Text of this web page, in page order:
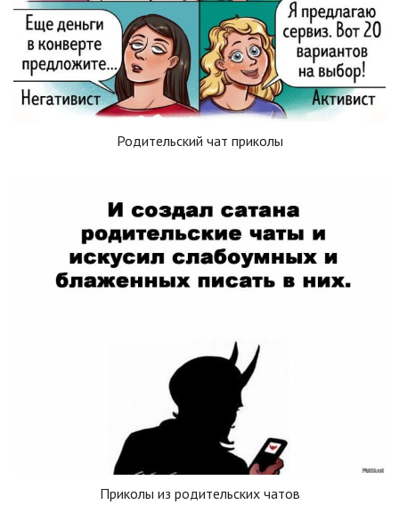
Родительский чат приколы
Приколы из родительских чатов